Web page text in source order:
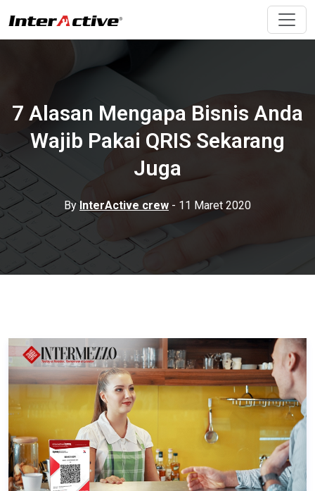
7 Alasan Mengapa Bisnis Anda
Wajib Pakai QRIS Sekarang
Juga
ByInterActive crew - 11 Maret 2020